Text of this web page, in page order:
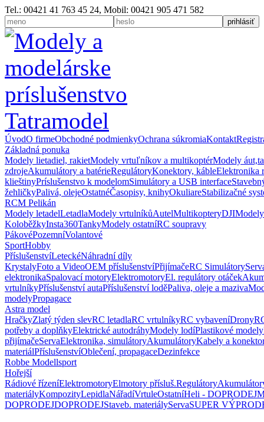
Tel.: 00421 41 763 45 24, Mobil: 00421 905 471 582
ÚvodO firmeObchodné podmienkyOchrana súkromiaKontakt
Základná ponuka
Modely lietadiel, rakietModely vrtuľníkov a multikoptérModely
zdrojeAkumulátory a batérieRegulátoryKonektory, kábleElektronika
klieštinyPríslušenstvo k modelomSimulátory a USB interface
žehličkyPalivá, olejeOstatnéČasopisy, knihyOkuliareStabilizačné
RCM Pelikán
Modely letadelLetadlaModely vrtulníkůAutelMultikopteryDJI
KoloběžkyInsta360TankyModely ostatníRC soupravy
PákovéPozemníVolantové
SportHobby
PříslušenstvíLeteckéNáhradní díly
KrystalyFoto a VideoOEM příslušenstvíPřijímačeRC Simulátory
elektronikaSpalovací motoryElektromotoryEl. regulátory otáček
vrtulníkyPříslušenství autaPříslušenství loděPaliva, oleje a maziva
modelyPropagace
Astra model
HračkyZlatý týden slevRC letadlaRC vrtulníkyRC vybaveníDrony
potřeby a doplňkyElektrické autodráhyModely lodíPlastikové modely
přijímačeServaElektronika, simulátoryAkumulátoryKabely a
materiálPříslušenstvíOblečení, propagaceDezinfekce
Robbe Modellsport
Hořejší
Rádiové řízeníElektromotoryElmotory přísluš.Regulátory
materiályKompozityLepidlaNářadíVrtuleOstatníHeli - DOPRODEJ
DOPRODEJDOPRODEJStaveb. materiályServaSUPER